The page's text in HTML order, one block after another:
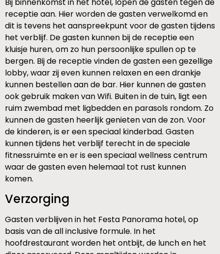
Bij binnenkomst in het hotel, lopen de gasten tegen de
receptie aan. Hier worden de gasten verwelkomd en
dit is tevens het aanspreekpunt voor de gasten tijdens
het verblijf. De gasten kunnen bij de receptie een
kluisje huren, om zo hun persoonlijke spullen op te
bergen. Bij de receptie vinden de gasten een gezellige
lobby, waar zij even kunnen relaxen en een drankje
kunnen bestellen aan de bar. Hier kunnen de gasten
ook gebruik maken van Wifi. Buiten in de tuin, ligt een
ruim zwembad met ligbedden en parasols rondom. Zo
kunnen de gasten heerlijk genieten van de zon. Voor
de kinderen, is er een speciaal kinderbad. Gasten
kunnen tijdens het verblijf terecht in de speciale
fitnessruimte en er is een speciaal wellness centrum
waar de gasten even helemaal tot rust kunnen
komen.
Verzorging
Gasten verblijven in het Festa Panorama hotel, op
basis van de all inclusive formule. In het
hoofdrestaurant worden het ontbijt, de lunch en het